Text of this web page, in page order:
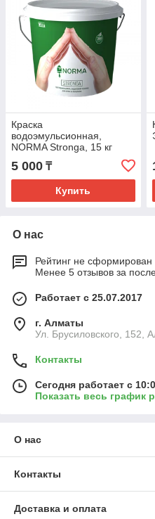
Краска
водоэмульсионная,
NORMA Stronga, 15 кг
5 000 ₸
Купить
О нас
Рейтинг не сформирован
Менее 5 отзывов за
Работает с 25.07.2017
г. Алматы
Ул. Брусиловского, 152,
Контакты
Сегодня работает с
Показать весь график
О нас
Контакты
Доставка и оплата